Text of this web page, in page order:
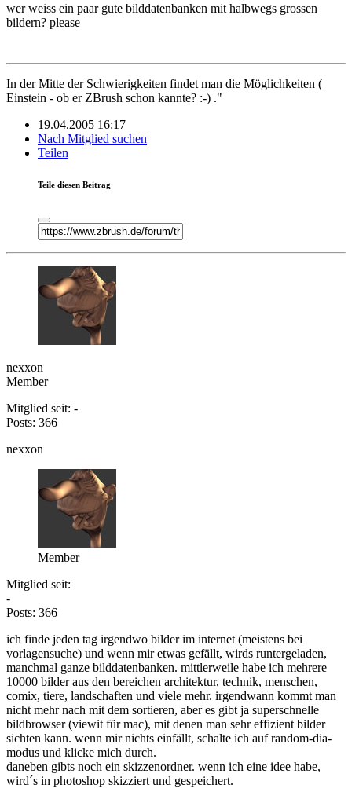
wer weiss ein paar gute bilddatenbanken mit halbwegs grossen
bildern? please
In der Mitte der Schwierigkeiten findet man die Möglichkeiten (
Einstein - ob er ZBrush schon kannte? :-) ."
19.04.2005 16:17
Nach Mitglied suchen
Teilen
Teile diesen Beitrag
nexxon
Member
Mitglied seit: -
Posts: 366
nexxon
Member
Mitglied seit:
-
Posts: 366
ich finde jeden tag irgendwo bilder im internet (meistens bei
vorlagensuche) und wenn mir etwas gefällt, wirds runtergeladen,
manchmal ganze bilddatenbanken. mittlerweile habe ich mehrere
10000 bilder aus den bereichen architektur, technik, menschen,
comix, tiere, landschaften und viele mehr. irgendwann kommt man
nicht mehr nach mit dem sortieren, aber es gibt ja superschnelle
bildbrowser (viewit für mac), mit denen man sehr effizient bilder
sichten kann. wenn mir nichts einfällt, schalte ich auf random-dia-
modus und klicke mich durch.
daneben gibts noch ein skizzenordner. wenn ich eine idee habe,
wird´s in photoshop skizziert und gespeichert.